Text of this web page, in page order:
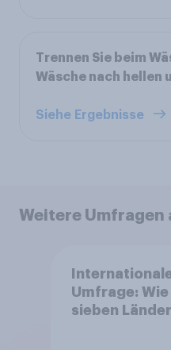
Trennen Sie beim
Wäsche nach hellen
Siehe Ergebnisse
Weitere Umfragen
Umfrage:
sieben